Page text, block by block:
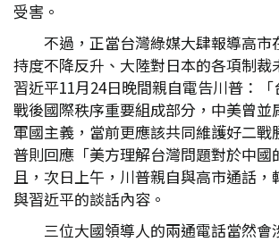
受害。
不過，正當台灣綠媒大肆報導高市
持度不降反升、大陸對日本的各項制裁
習近平11月24日晚間親自電告川普：
戰後國際秩序重要組成部分，中美曾並
軍國主義，當前更應該共同維護好二戰
普則回應「美方理解台灣問題對於中國
且，次日上午，川普親自與高市通話，
與習近平的談話內容。
三位大國領導人的兩通電話當然會